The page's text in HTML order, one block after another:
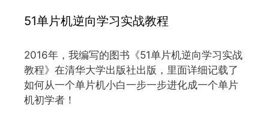
51单片机逆向学习实战教程
2016年，我编写的图书《51单片机逆向学习实战
教程》在清华大学出版社出版，里面详细记载了
如何从一个单片机小白一步一步进化成一个单片
机初学者！